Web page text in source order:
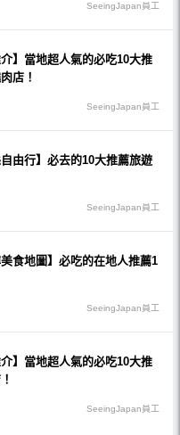
SeeingJapan員工
介】當地超人氣的必吃10大推
店！
SeeingJapan員工
自由行】必去的10大推薦旅遊
SeeingJapan員工
美食地圖】必吃的在地人推薦1
SeeingJapan員工
介】當地超人氣的必吃10大推
SeeingJapan員工